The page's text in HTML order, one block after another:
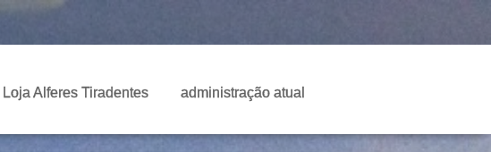
Loja Alferes Tiradentes administração atual